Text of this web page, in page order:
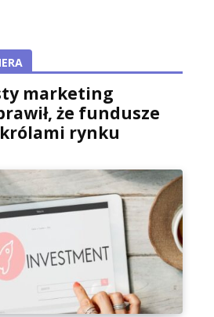
marketing
że fundusze
królami rynku